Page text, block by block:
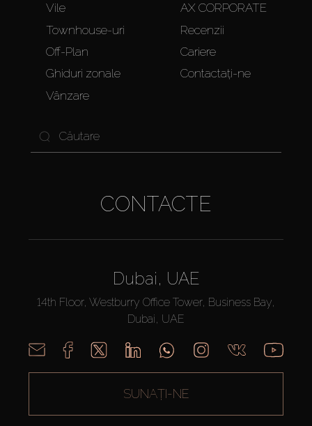
Vile
Townhouse-uri
Off-Plan
Ghiduri zonale
Vânzare
AX CORPORATE
Recenzii
Cariere
Contactați-ne
CONTACTE
Dubai, UAE
14th Floor, Westburry Office Tower, Business Bay,
Dubai, UAE
SUNAȚI-NE